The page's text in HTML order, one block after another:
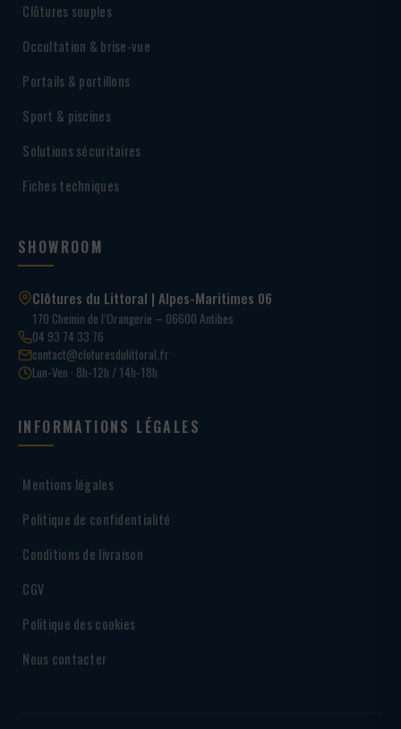
Clôtures souples
Occultation & brise-vue
Portails & portillons
Sport & piscines
Solutions sécuritaires
Fiches techniques
SHOWROOM
Clôtures du Littoral | Alpes-Maritimes 06
170 Chemin de l’Orangerie – 06600 Antibes
04 93 74 33 76
contact@cloturesdulittoral.fr
Lun-Ven · 8h-12h / 14h-18h
INFORMATIONS LÉGALES
Mentions légales
Politique de confidentialité
Conditions de livraison
CGV
Politique des cookies
Nous contacter